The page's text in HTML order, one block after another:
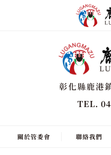
彰化縣鹿港
TEL.
關於管委會 聯絡我們